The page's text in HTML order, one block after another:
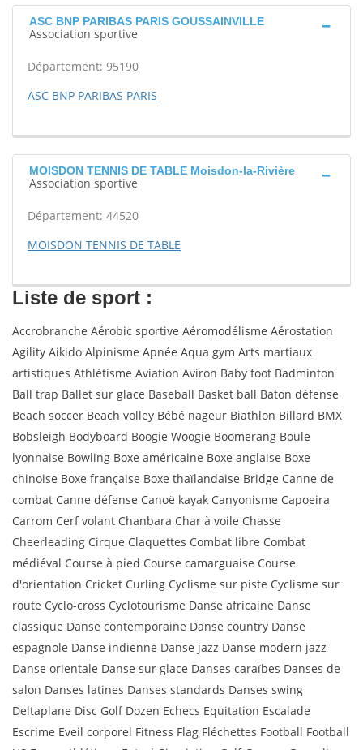
ASC BNP PARIBAS PARIS GOUSSAINVILLE
Association sportive
Département: 95190
ASC BNP PARIBAS PARIS
MOISDON TENNIS DE TABLE Moisdon-la-Rivière
Association sportive
Département: 44520
MOISDON TENNIS DE TABLE
Liste de sport :
Accrobranche Aérobic sportive Aéromodélisme Aérostation
Agility Aikido Alpinisme Apnée Aqua gym Arts martiaux
artistiques Athlétisme Aviation Aviron Baby foot Badminton
Ball trap Ballet sur glace Baseball Basket ball Baton défense
Beach soccer Beach volley Bébé nageur Biathlon Billard BMX
Bobsleigh Bodyboard Boogie Woogie Boomerang Boule
lyonnaise Bowling Boxe américaine Boxe anglaise Boxe
chinoise Boxe française Boxe thaïlandaise Bridge Canne de
combat Canne défense Canoë kayak Canyonisme Capoeira
Carrom Cerf volant Chanbara Char à voile Chasse
Cheerleading Cirque Claquettes Combat libre Combat
médiéval Course à pied Course camarguaise Course
d'orientation Cricket Curling Cyclisme sur piste Cyclisme sur
route Cyclo-cross Cyclotourisme Danse africaine Danse
classique Danse contemporaine Danse country Danse
espagnole Danse indienne Danse jazz Danse modern jazz
Danse orientale Danse sur glace Danses caraïbes Danses de
salon Danses latines Danses standards Danses swing
Deltaplane Disc Golf Dozen Echecs Equitation Escalade
Escrime Eveil corporel Fitness Flag Fléchettes Football Football